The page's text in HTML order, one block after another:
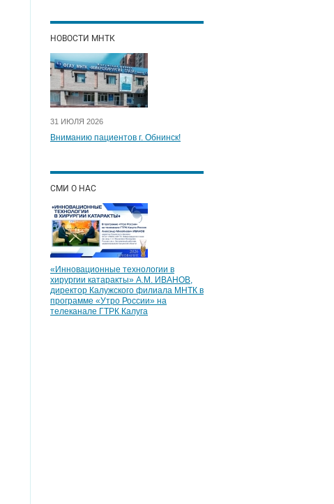
НОВОСТИ МНТК
31 ИЮЛЯ 2026
Вниманию пациентов г. Обнинск!
СМИ О НАС
«Инновационные технологии в
хирургии катаракты» А.М. ИВАНОВ,
директор Калужского филиала МНТК в
программе «Утро России» на
телеканале ГТРК Калуга